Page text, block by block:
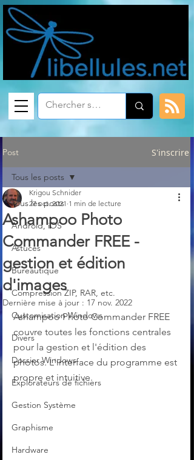
Post S'inscrire
Tous les posts
Android, iOS
Astuces
Bureautique
Compression ZIP, RAR, etc.
Customisation Windows
Divers
Dossier Windows
Explorateurs de fichiers
Gestion Système
Graphisme
Hardware
Tous les posts
Ashampoo Photo
Commander FREE -
gestion et édition
d'images
Krigou Schnider
27 oct. 2021 1 min de lecture
Dernière mise à jour : 17 nov. 2022
Ashampoo Photo Commander FREE
couvre toutes les fonctions centrales
pour la gestion et l'édition des
photos. L'interface du programme est
propre et intuitive.